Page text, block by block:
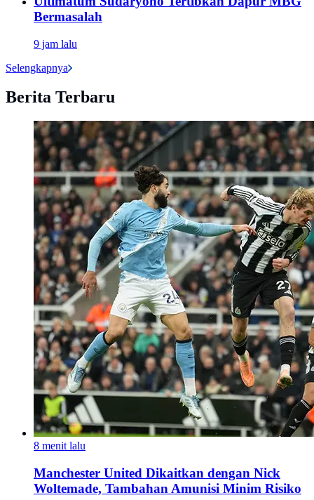
Bermasalah
9 jam lalu
Selengkapnya
Berita Terbaru
8 menit lalu
Manchester United Dikaitkan dengan Nick
Woltemade, Tambahan Amunisi Minim Risiko